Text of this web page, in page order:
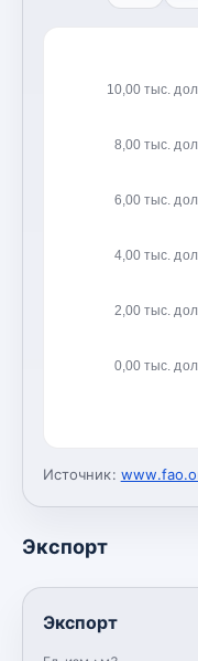
0,00 тыс.
2,00 тыс.
4,00 тыс.
6,00 тыс.
8,00 тыс.
10,00 тыс.
Источник:
Экспорт
Экспорт